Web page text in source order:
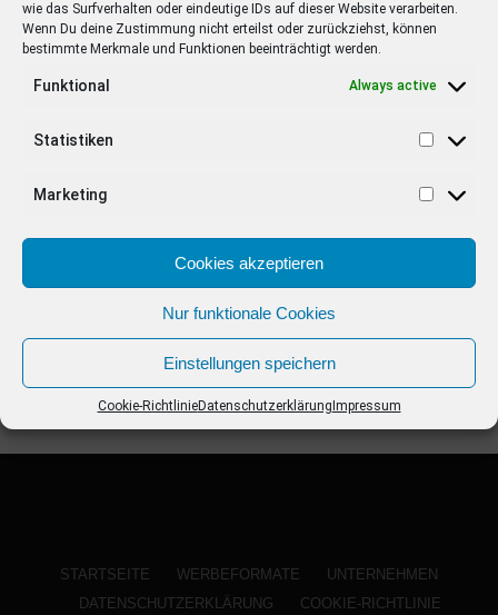
wie das Surfverhalten oder eindeutige IDs auf dieser Website verarbeiten.
Wenn Du deine Zustimmung nicht erteilst oder zurückziehst, können
bestimmte Merkmale und Funktionen beeinträchtigt werden.
Funktional Always active
Statistiken
Marketing
Cookies akzeptieren
Nur funktionale Cookies
Einstellungen speichern
Cookie-RichtlinieDatenschutzerklärung Impressum
STARS 4 years ago
Barbara Schöneberger Moderatorin
von “Verstehen Sie Spaß?”
STARTSEITE WERBEFORMATE
UNTERNEHMEN
DATENSCHUTZERKLÄRUNG
COOKIE-RICHTLINIE